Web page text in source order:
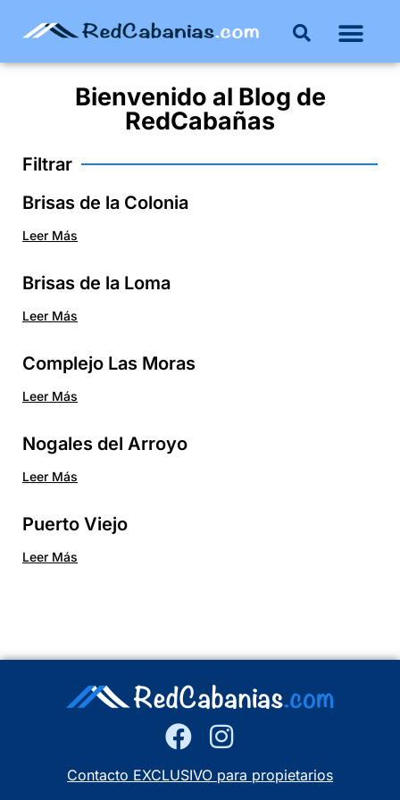
Bienvenido al Blog de
RedCabañas
Filtrar
Brisas de la Colonia
Leer Más
Brisas de la Loma
Leer Más
Complejo Las Moras
Leer Más
Nogales del Arroyo
Leer Más
Puerto Viejo
Leer Más
Contacto EXCLUSIVO para propietarios